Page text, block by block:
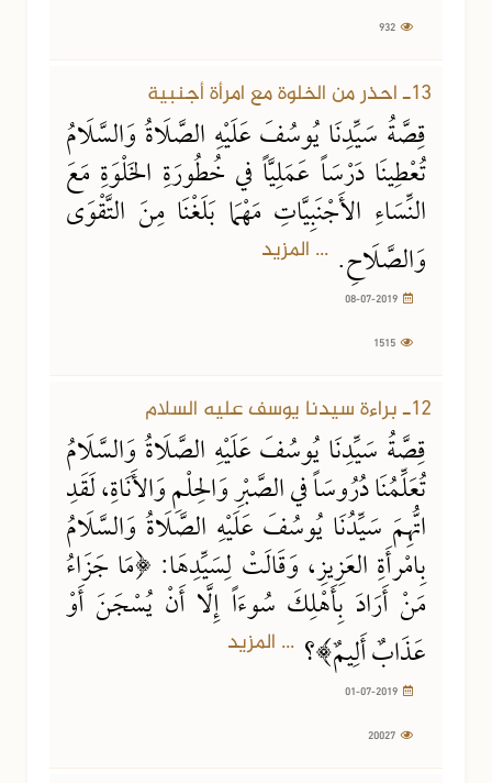
13ـ احذر من الخلوة مع امرأة أجنبية
قِصَّةُ سَيِّدِنَا يُوسُفَ عَلَيْهِ الصَّلَاةُ وَالسَّلَامُ
تُعْطِينَا دَرْسَاً عَمَلِيَّاً في خُطُورَةِ الخَلْوَةِ مَعَ
النِّسَاءِ الأَجْنَبِيَّاتِ مَهْمَا بَلَغْنَا مِنَ التَّقْوَى
وَالصَّلَاحِ. ... المزيد
12ـ براءة سيدنا يوسف عليه السلام
قِصَّةُ سَيِّدِنَا يُوسُفَ عَلَيْهِ الصَّلَاةُ وَالسَّلَامُ
تُعَلِّمُنَا دُرُوسَاً في الصَّبْرِ وَالحِلْمِ وَالأَنَاةِ، لَقَدِ
اتُّهِمَ سَيِّدُنَا يُوسُفَ عَلَيْهِ الصَّلَاةُ وَالسَّلَامُ
بِامْرأَةِ العَزِيزِ، وَقَالَتْ لِسَيِّدِهَا: ﴿مَا جَزَاءُ
مَنْ أَرَادَ بِأَهْلِكَ سُوءَاً إِلَّا أَنْ يُسْجَنَ أَوْ
عَذَابٌ أَلِيمٌ﴾؟ ... المزيد